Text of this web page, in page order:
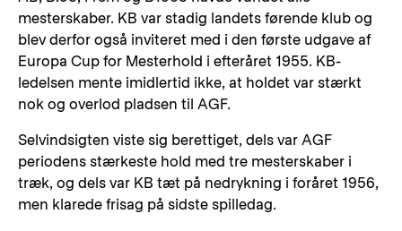
mesterskaber. KB var stadig landets førende klub og
blev derfor også inviteret med i den første udgave af
Europa Cup for Mesterhold i efteråret 1955. KB-
ledelsen mente imidlertid ikke, at holdet var stærkt
nok og overlod pladsen til AGF.
Selvindsigten viste sig berettiget, dels var AGF
periodens stærkeste hold med tre mesterskaber i
træk, og dels var KB tæt på nedrykning i foråret 1956,
men klarede frisag på sidste spilledag.